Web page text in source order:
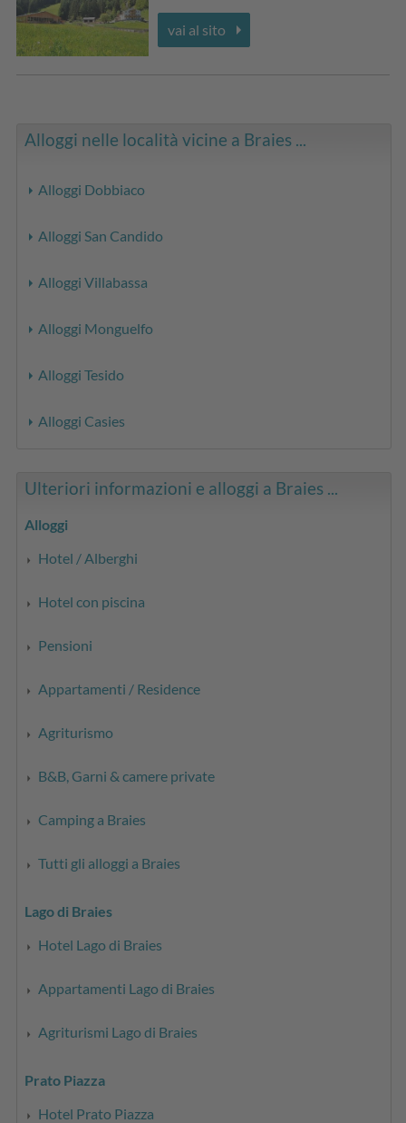
vai al sito
Alloggi nelle località vicine a Braies ...
Alloggi Dobbiaco
Alloggi San Candido
Alloggi Villabassa
Alloggi Monguelfo
Alloggi Tesido
Alloggi Casies
Ulteriori informazioni e alloggi a Braies ...
Alloggi
Hotel / Alberghi
Hotel con piscina
Pensioni
Appartamenti / Residence
Agriturismo
B&B, Garni & camere private
Camping a Braies
Tutti gli alloggi a Braies
Lago di Braies
Hotel Lago di Braies
Appartamenti Lago di Braies
Agriturismi Lago di Braies
Prato Piazza
Hotel Prato Piazza